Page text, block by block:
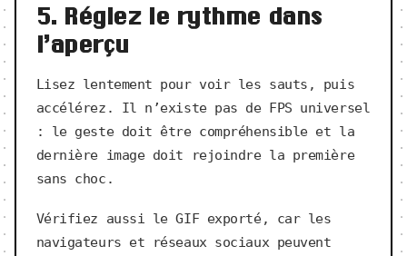
5. Réglez le rythme dans
l’aperçu
Lisez lentement pour voir les sauts, puis
accélérez. Il n’existe pas de FPS universel
: le geste doit être compréhensible et la
dernière image doit rejoindre la première
sans choc.
Vérifiez aussi le GIF exporté, car les
navigateurs et réseaux sociaux peuvent